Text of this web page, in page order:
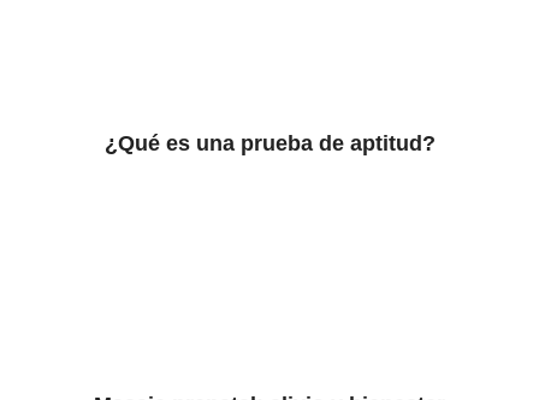
¿Qué es una prueba de aptitud?